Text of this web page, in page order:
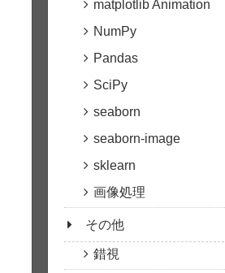
matplotlib Animation
NumPy
Pandas
SciPy
seaborn
seaborn-image
sklearn
画像処理
その他
錯視